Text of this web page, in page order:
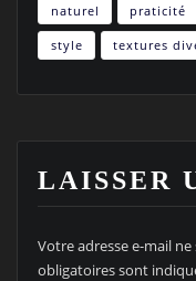
naturel praticité
style textures
LAISSER
Votre adresse e-mail
obligatoires sont